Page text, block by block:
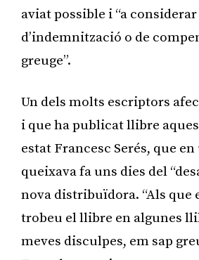
aviat possible i “a
d’indemnització o de
greuge”.
Un dels molts escriptors
i que ha publicat llibre
estat Francesc Serés, que
queixava fa uns dies del
nova distribuïdora. “Als que
trobeu el llibre en algunes
meves disculpes, em sap